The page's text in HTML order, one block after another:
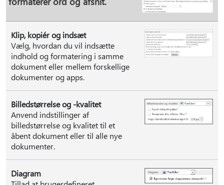
Klip, kopiér og indsæt
Vælg, hvordan du vil indsætte
indhold og formatering i samme
dokument eller mellem forskellige
dokumenter og apps.
Billedstørrelse og -kvalitet
Anvend indstillinger af
billedstørrelse og kvalitet til et
åbent dokument eller til alle nye
dokumenter.
Diagram